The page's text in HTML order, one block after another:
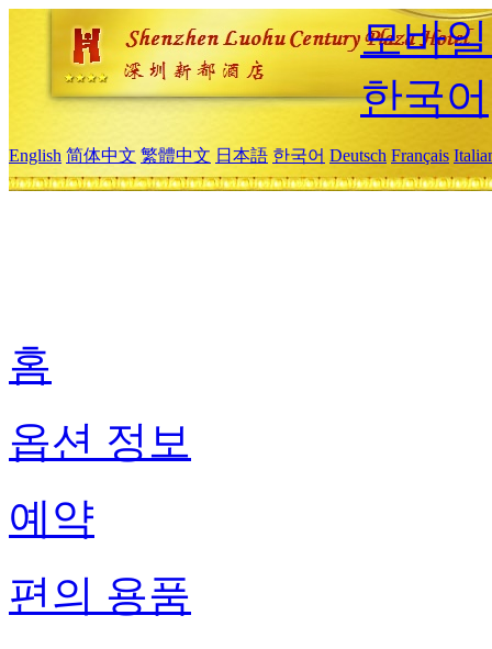
모바
한국어
English 简体中文 繁體中文 日本語 한국어 Deutsch Français
홈
옵션 정보
예약
편의 용품